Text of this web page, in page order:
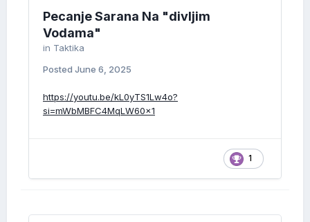
Pecanje Sarana Na "divljim
Vodama"
in Taktika
Posted June 6, 2025
https://youtu.be/kL0yTS1Lw4o?
si=mWbMBFC4MqLW60x1
1